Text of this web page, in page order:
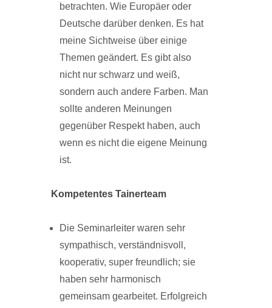
betrachten. Wie Europäer oder
Deutsche darüber denken. Es hat
meine Sichtweise über einige
Themen geändert. Es gibt also
nicht nur schwarz und weiß,
sondern auch andere Farben. Man
sollte anderen Meinungen
gegenüber Respekt haben, auch
wenn es nicht die eigene Meinung
ist.
Kompetentes Tainerteam
Die Seminarleiter waren sehr
sympathisch, verständnisvoll,
kooperativ, super freundlich; sie
haben sehr harmonisch
gemeinsam gearbeitet. Erfolgreich